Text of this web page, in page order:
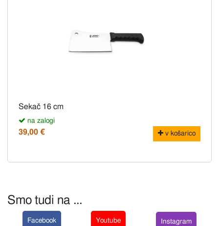
Smo tudi na ...
Facebook Youtube Instagram
Sekač 16 cm
na zalogi
39,00 € v košarico